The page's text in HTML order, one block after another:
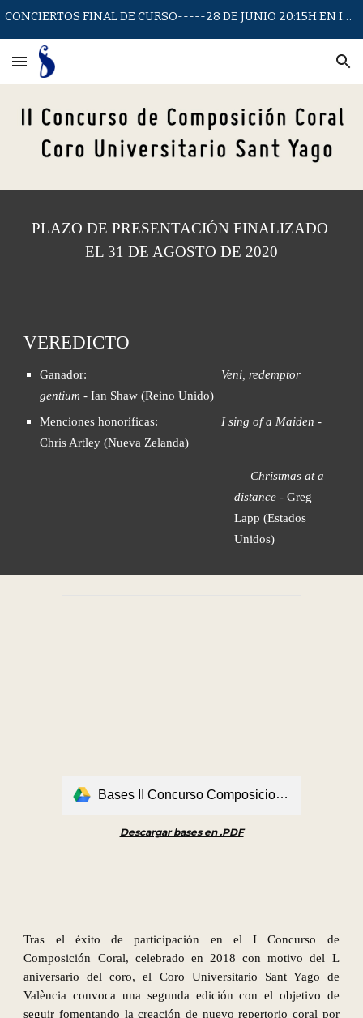
CONCIERTOS FINAL DE CURSO-----28 DE JUNIO 20:15H EN IGLESIA SAN JUAN DE LA CRUZ
PLAZO DE PRESENTACIÓN FINALIZADO
EL 31 DE AGOSTO DE 2020
VEREDICTO
Ganador:
Veni, redemptor
gentium - Ian Shaw (Reino Unido)
Menciones honoríficas:
I sing of a Maiden -
Chris Artley (Nueva Zelanda)
Christmas at a
distance - Greg
Lapp (Estados
Unidos)
Bases II Concurso Composicion Coral.pdf
Descargar bases en .PDF
Tras el éxito de participación en el I Concurso de
Composición Coral, celebrado en 2018 con motivo del L
aniversario del coro, el Coro Universitario Sant Yago de
València convoca una segunda edición con el objetivo de
seguir fomentando la creación de nuevo repertorio coral por